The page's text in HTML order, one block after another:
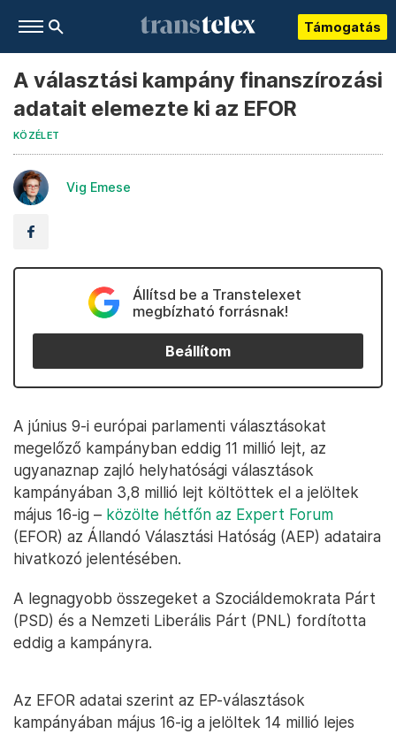
Támogatás
A választási kampány finanszírozási
adatait elemezte ki az EFOR
KÖZÉLET
Vig Emese
Állítsd be a Transtelexet
megbízható forrásnak!
Beállítom
A június 9-i európai parlamenti választásokat
megelőző kampányban eddig 11 millió lejt, az
ugyanaznap zajló helyhatósági választások
kampányában 3,8 millió lejt költöttek el a jelöltek
május 16-ig – közölte hétfőn az Expert Forum
(EFOR) az Állandó Választási Hatóság (AEP) adataira
hivatkozó jelentésében.
A legnagyobb összegeket a Szociáldemokrata Párt
(PSD) és a Nemzeti Liberális Párt (PNL) fordította
eddig a kampányra.
Az EFOR adatai szerint az EP-választások
kampányában május 16-ig a jelöltek 14 millió lejes